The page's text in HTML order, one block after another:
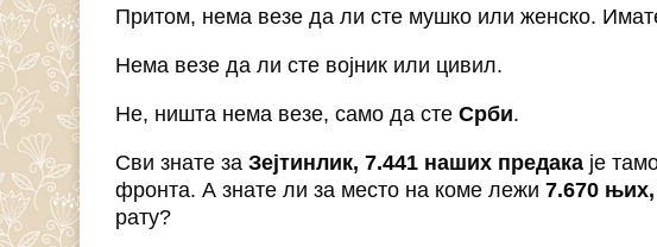
Притом, нема везе да ли сте мушко или женско.
Нема везе да ли сте војник или цивил.
Не, ништа нема везе, само да стеСрби.
Сви знате заЗејтинлик, 7.441 наших предака је
фронта. А знате ли за место на коме лежи7.670 њих,
рату?